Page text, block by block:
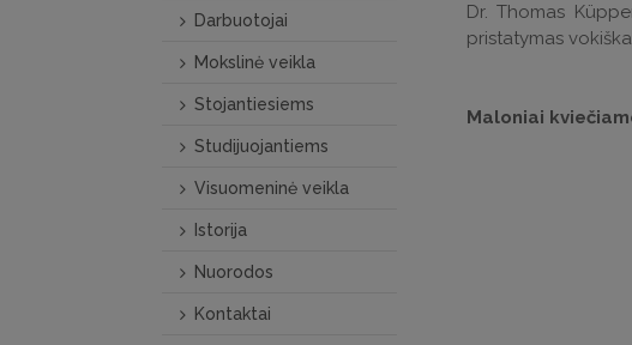
Dr. Thomas
pristatymas
Maloniai
Darbuotojai
Mokslinė veikla
Stojantiesiems
Studijuojantiems
Visuomeninė veikla
Istorija
Nuorodos
Kontaktai